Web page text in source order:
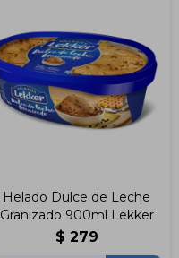
Helado Dulce de Leche
Granizado 900ml Lekker
$ 279